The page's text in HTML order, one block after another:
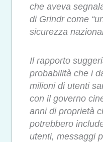
che aveva
di Grindr come
sicurezza
Il rapporto
probabilità che i
milioni di utenti
con il governo
anni di proprietà
potrebbero
utenti, messaggi